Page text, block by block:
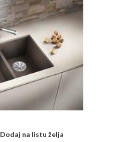
Dodaj na listu želja